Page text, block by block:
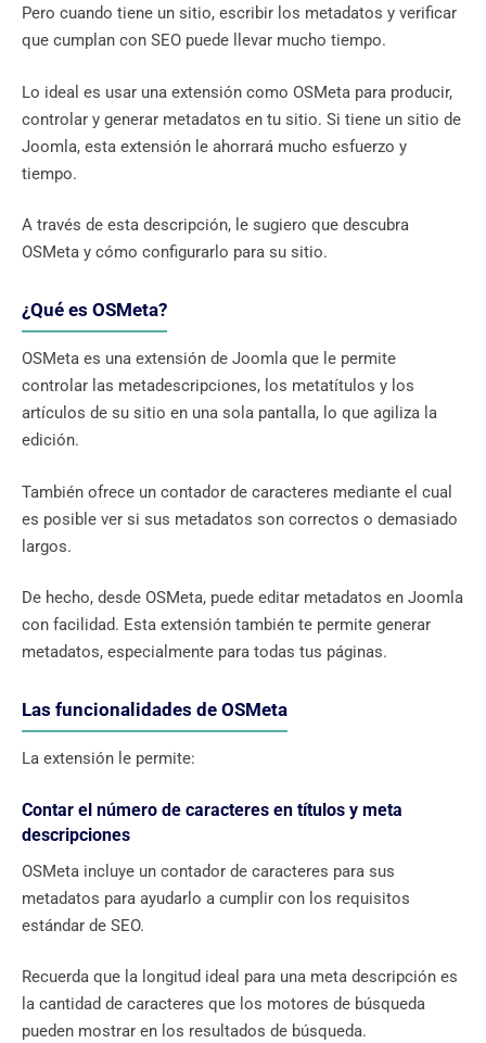
Pero cuando tiene un sitio, escribir los metadatos y verificar
que cumplan con SEO puede llevar mucho tiempo.
Lo ideal es usar una extensión como OSMeta para producir,
controlar y generar metadatos en tu sitio. Si tiene un sitio de
Joomla, esta extensión le ahorrará mucho esfuerzo y
tiempo.
A través de esta descripción, le sugiero que descubra
OSMeta y cómo configurarlo para su sitio.
¿Qué es OSMeta?
OSMeta es una extensión de Joomla que le permite
controlar las metadescripciones, los metatítulos y los
artículos de su sitio en una sola pantalla, lo que agiliza la
edición.
También ofrece un contador de caracteres mediante el cual
es posible ver si sus metadatos son correctos o demasiado
largos.
De hecho, desde OSMeta, puede editar metadatos en Joomla
con facilidad. Esta extensión también te permite generar
metadatos, especialmente para todas tus páginas.
Las funcionalidades de OSMeta
La extensión le permite:
Contar el número de caracteres en títulos y meta
descripciones
OSMeta incluye un contador de caracteres para sus
metadatos para ayudarlo a cumplir con los requisitos
estándar de SEO.
Recuerda que la longitud ideal para una meta descripción es
la cantidad de caracteres que los motores de búsqueda
pueden mostrar en los resultados de búsqueda.